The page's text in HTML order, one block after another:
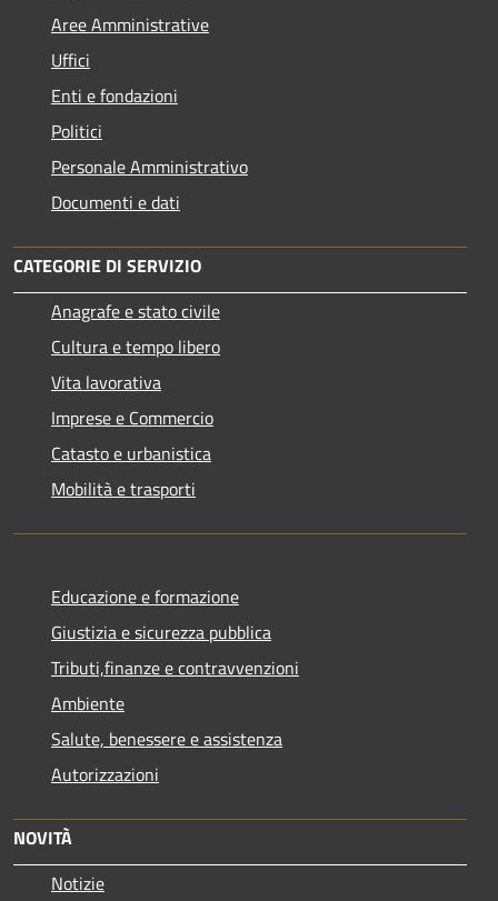
Aree Amministrative
Uffici
Enti e fondazioni
Politici
Personale Amministrativo
Documenti e dati
CATEGORIE DI SERVIZIO
Anagrafe e stato civile
Cultura e tempo libero
Vita lavorativa
Imprese e Commercio
Catasto e urbanistica
Mobilità e trasporti
Educazione e formazione
Giustizia e sicurezza pubblica
Tributi,finanze e contravvenzioni
Ambiente
Salute, benessere e assistenza
Autorizzazioni
NOVITÀ
Notizie